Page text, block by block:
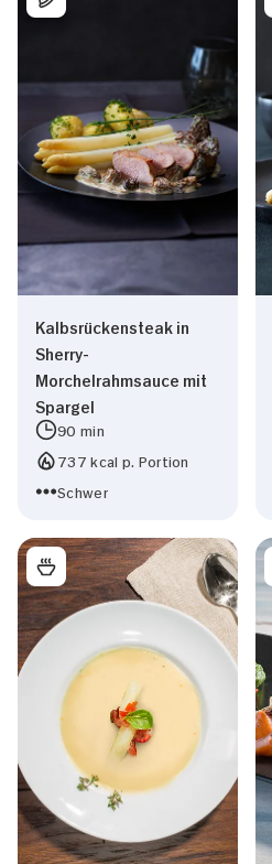
Kalbsrückensteak in
Sherry-
Morchelrahmsauce mit
Spargel
90 min
737 kcal p. Portion
Schwer